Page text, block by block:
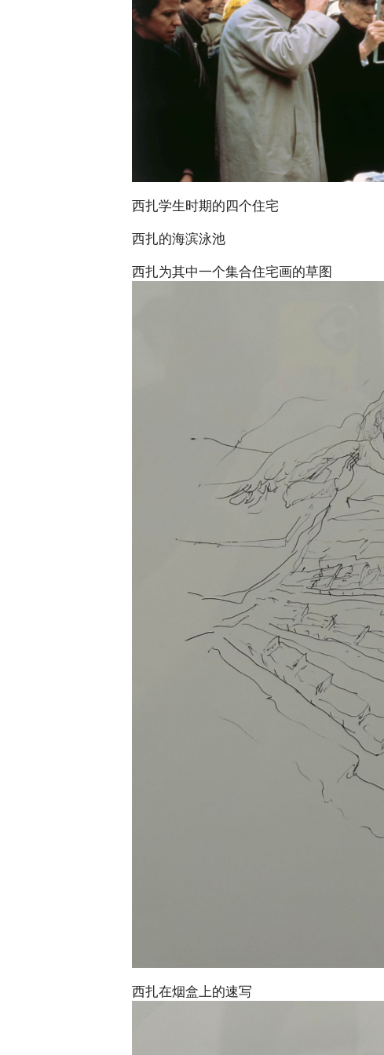
西扎学生时期的四个住宅
西扎的海滨泳池
西扎为其中一个集合住宅画的草图
西扎在烟盒上的速写